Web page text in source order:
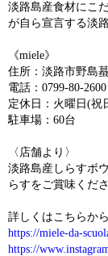
淡路島産食材にこ
が自ら宣言する淡
《miele》
住所：淡路市野島
電話：0799-80-2600
定休日：火曜日(祝
駐車場：60台
〈店舗より〉
淡路島産しらすボ
らすをご賞味くだ
詳しくはこちらか
https://miele-da-
https://